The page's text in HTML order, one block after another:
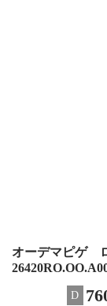
オーデマピゲ
D